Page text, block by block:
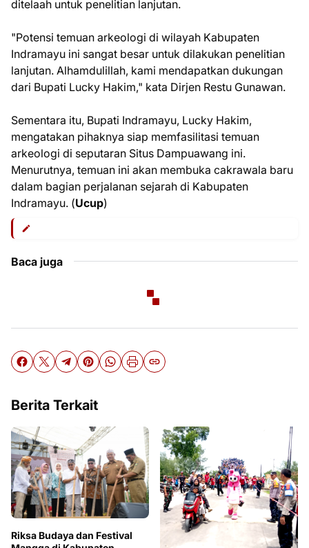
ditelaah untuk penelitian lanjutan.
"Potensi temuan arkeologi di wilayah Kabupaten
Indramayu ini sangat besar untuk dilakukan penelitian
lanjutan. Alhamdulillah, kami mendapatkan dukungan
dari Bupati Lucky Hakim," kata Dirjen Restu Gunawan.
Sementara itu, Bupati Indramayu, Lucky Hakim,
mengatakan pihaknya siap memfasilitasi temuan
arkeologi di seputaran Situs Dampuawang ini.
Menurutnya, temuan ini akan membuka cakrawala baru
dalam bagian perjalanan sejarah di Kabupaten
Indramayu. (Ucup)
Baca juga
Berita Terkait
Riksa Budaya dan Festival